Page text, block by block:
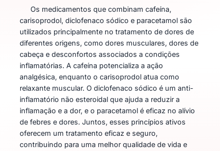
Os medicamentos que combinam cafeína,
carisoprodol, diclofenaco sódico e paracetamol são
utilizados principalmente no tratamento de dores de
diferentes origens, como dores musculares, dores de
cabeça e desconfortos associados a condições
inflamatórias. A cafeína potencializa a ação
analgésica, enquanto o carisoprodol atua como
relaxante muscular. O diclofenaco sódico é um anti-
inflamatório não esteroidal que ajuda a reduzir a
inflamação e a dor, e o paracetamol é eficaz no alívio
de febres e dores. Juntos, esses princípios ativos
oferecem um tratamento eficaz e seguro,
contribuindo para uma melhor qualidade de vida e